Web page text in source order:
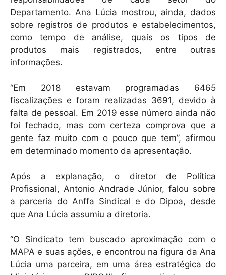
Departamento. Ana Lúcia mostrou, ainda, dados
sobre registros de produtos e estabelecimentos,
como tempo de análise, quais os tipos de
produtos mais registrados, entre outras
informações.
“Em 2018 estavam programadas 6465
fiscalizações e foram realizadas 3691, devido à
falta de pessoal. Em 2019 esse número ainda não
foi fechado, mas com certeza comprova que a
gente faz muito com o pouco que tem”, afirmou
em determinado momento da apresentação.
Após a explanação, o diretor de Política
Profissional, Antonio Andrade Júnior, falou sobre
a parceria do Anffa Sindical e do Dipoa, desde
que Ana Lúcia assumiu a diretoria.
“O Sindicato tem buscado aproximação com o
MAPA e suas ações, e encontrou na figura da Ana
Lúcia uma parceira, em uma área estratégica do